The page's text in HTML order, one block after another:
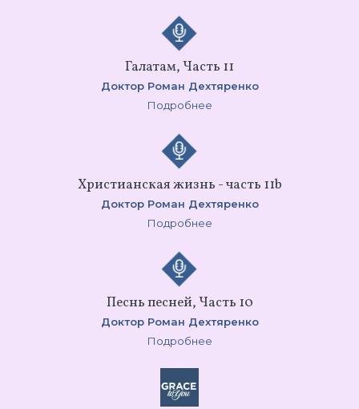
Галатам, Часть 11
Доктор Роман Дехтяренко
Подробнее
Христианская жизнь - часть 11b
Доктор Роман Дехтяренко
Подробнее
Песнь песней, Часть 10
Доктор Роман Дехтяренко
Подробнее